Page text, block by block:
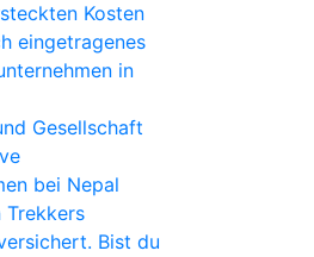
Kosten
eingetragenes
in
Gesellschaft
bei Nepal
Trekkers
Bist du